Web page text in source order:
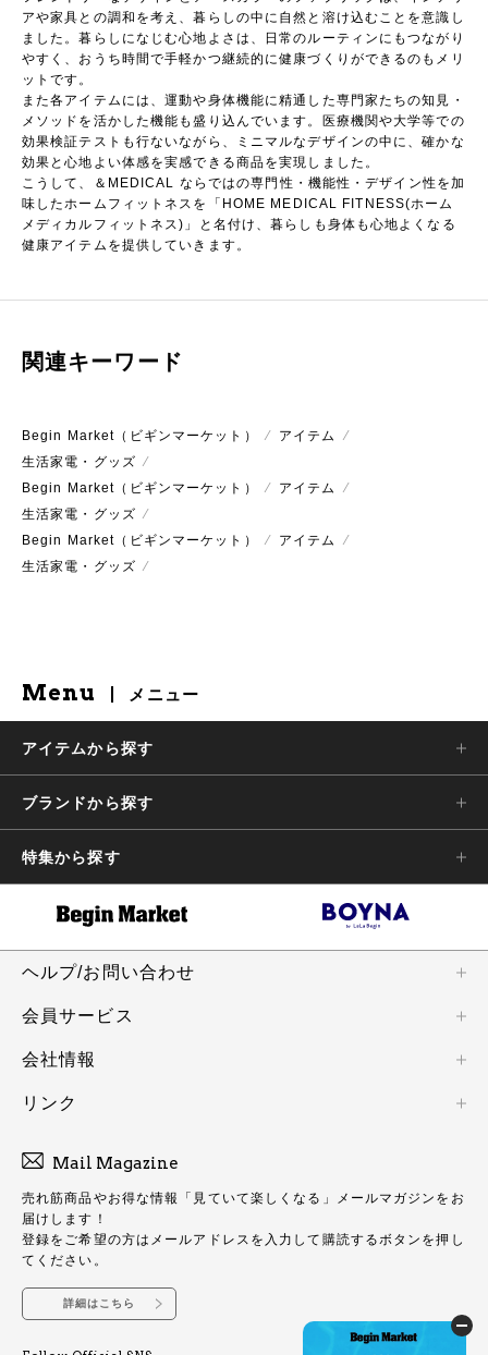
アや家具との調和を考え、暮らしの中に⾃然と溶け込むことを意識し
ました。暮らしになじむ⼼地よさは、⽇常のルーティンにもつながり
やすく、おうち時間で⼿軽かつ継続的に健康づくりができるのもメリ
ットです。
また各アイテムには、運動や⾝体機能に精通した専⾨家たちの知⾒・
メソッドを活かした機能も盛り込んでいます。医療機関や⼤学等での
効果検証テストも⾏ないながら、ミニマルなデザインの中に、確かな
効果と⼼地よい体感を実感できる商品を実現しました。
こうして、＆MEDICAL ならではの専⾨性・機能性・デザイン性を加
味したホームフィットネスを「HOME MEDICAL FITNESS(ホーム
メディカルフィットネス)」と名付け、暮らしも⾝体も⼼地よくなる
健康アイテムを提供していきます。
関連キーワード
Begin Market（ビギンマーケット） ⁄ アイテム
⁄
生活家電・グッズ
⁄
Begin Market（ビギンマーケット）
⁄ アイテム
⁄
生活家電・グッズ
⁄
Begin Market（ビギンマーケット）
⁄ アイテム
⁄
生活家電・グッズ
⁄
Menu メニュー
アイテムから探す
ブランドから探す
特集から探す
ヘルプ/お問い合わせ
会員サービス
会社情報
リンク
Mail Magazine
売れ筋商品やお得な情報「見ていて楽しくなる」メールマガジンをお
届けします！
登録をご希望の方はメールアドレスを入力して購読するボタンを押し
てください。
詳細はこちら